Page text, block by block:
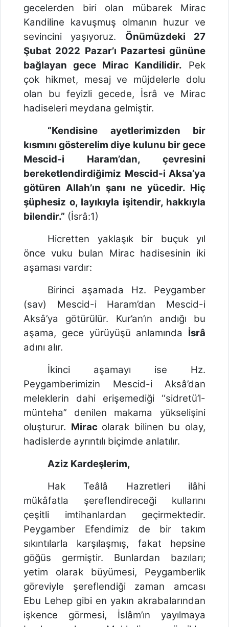
gecelerden biri olan mübarek Mirac
Kandiline kavuşmuş olmanın huzur ve
sevincini yaşıyoruz. Önümüzdeki 27
Şubat 2022 Pazar’ı Pazartesi gününe
bağlayan gece Mirac Kandilidir. Pek
çok hikmet, mesaj ve müjdelerle dolu
olan bu feyizli gecede, İsrâ ve Mirac
hadiseleri meydana gelmiştir.
“Kendisine ayetlerimizden bir
kısmını gösterelim diye kulunu bir gece
Mescid-i Haram’dan, çevresini
bereketlendirdiğimiz Mescid-i Aksa’ya
götüren Allah’ın şanı ne yücedir. Hiç
şüphesiz o, layıkıyla işitendir, hakkıyla
bilendir.” (İsrâ:1)
Hicretten yaklaşık bir buçuk yıl
önce vuku bulan Mirac hadisesinin iki
aşaması vardır:
Birinci aşamada Hz. Peygamber
(sav) Mescid-i Haram’dan Mescid-i
Aksâ’ya götürülür. Kur’an’ın andığı bu
aşama, gece yürüyüşü anlamında İsrâ
adını alır.
İkinci aşamayı ise Hz.
Peygamberimizin Mescid-i Aksâ’dan
meleklerin dahi erişemediği ‘‘sidretü’l-
münteha’’ denilen makama yükselişini
oluşturur. Mirac olarak bilinen bu olay,
hadislerde ayrıntılı biçimde anlatılır.
Aziz Kardeşlerim,
Hak Teâlâ Hazretleri ilâhi
mükâfatla şereflendireceği kullarını
çeşitli imtihanlardan geçirmektedir.
Peygamber Efendimiz de bir takım
sıkıntılarla karşılaşmış, fakat hepsine
göğüs germiştir. Bunlardan bazıları;
yetim olarak büyümesi, Peygamberlik
göreviyle şereflendiği zaman amcası
Ebu Lehep gibi en yakın akrabalarından
işkence görmesi, İslâm’ın yayılmaya